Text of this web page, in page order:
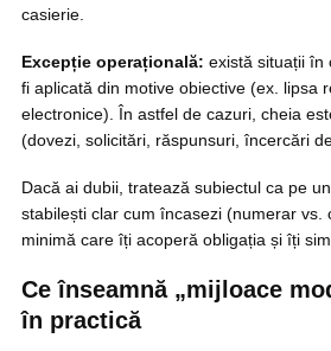
casierie.
Excepție operațională: există situații în
fi aplicată din motive obiective (ex. lipsa
electronice). În astfel de cazuri, cheia
(dovezi, solicitări, răspunsuri, încercări
Dacă ai dubii, tratează subiectul ca pe un
stabilești clar cum încasezi (numerar vs.
minimă care îți acoperă obligația și îți
Ce înseamnă „mijloace
în practică